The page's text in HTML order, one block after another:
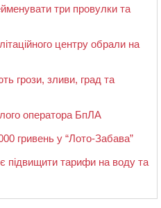
три провулки та
центру обрали на
грози, зливи, град та
оператора БпЛА
гривень у “Лото-Забава”
підвищити тарифи на воду та